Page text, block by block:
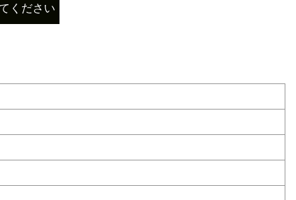
ください